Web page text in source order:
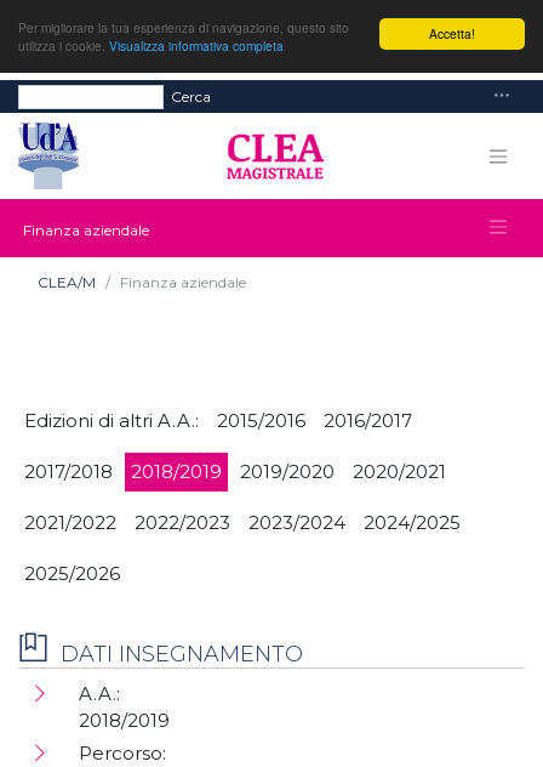
Accetta!
Per migliorare la tua esperienza di navigazione, questo sito
utilizza i cookie. Visualizza informativa completa
Cerca
Finanza aziendale
CLEA/M Finanza aziendale
Edizioni di altri A.A.: 2015/2016 2016/2017
2017/2018 2018/2019 2019/2020 2020/2021
2021/2022 2022/2023 2023/2024 2024/2025
2025/2026
DATI INSEGNAMENTO
A.A.:
2018/2019
Percorso: